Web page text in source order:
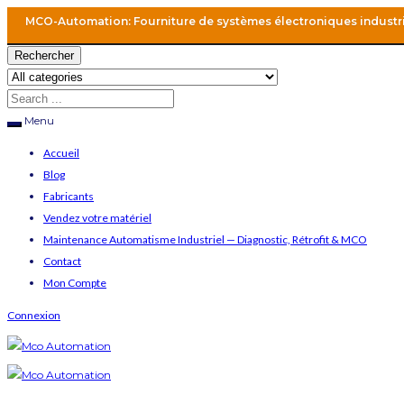
MCO-Automation: Fourniture de systèmes électroniques
Rechercher
Menu
Accueil
Blog
Fabricants
Vendez votre matériel
Maintenance Automatisme Industriel — Diagnostic, Rétrofit & MCO
Contact
Mon Compte
Connexion